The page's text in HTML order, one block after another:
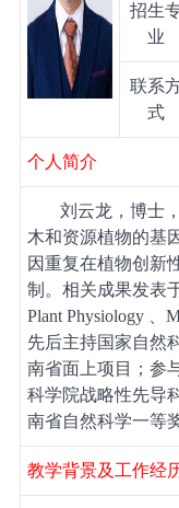
招生
业
联系
式
个人简介
刘云龙，博士
木和资源植物的基
因重复在植物创新
制。相关成果发表
Plant Physiology
先后主持国家自然
南省面上项目；参
科学院战略性先导
南省自然科学一等奖
教学背景及工作经